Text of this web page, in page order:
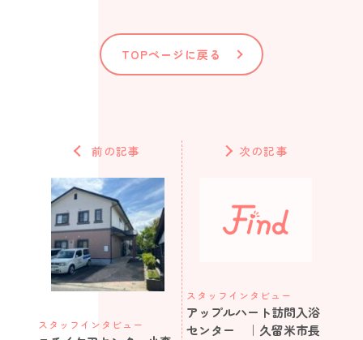
TOPページに戻る
前の記事
スタッフインタビュー
次の記事
スタッフインタビュー
アップルハート訪問入浴
センター ｜久留米市長